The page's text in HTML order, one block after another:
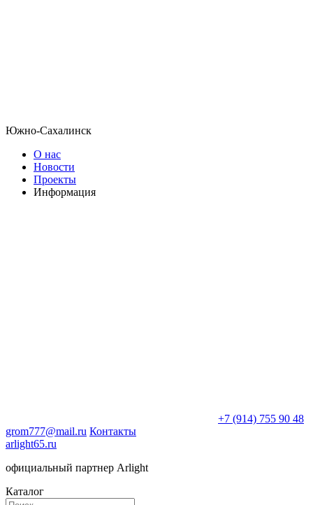
Южно-Сахалинск
О нас
Новости
Проекты
Информация
+7 (914) 755 90 48
grom777@mail.ru Контакты
arlight65.ru
официальный партнер Arlight
Каталог